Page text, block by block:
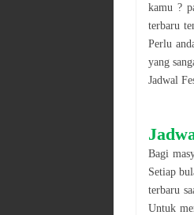
kamu ?
terbaru
Perlu
yang
Jadwal
Bagi
Setiap
terbaru
Untuk